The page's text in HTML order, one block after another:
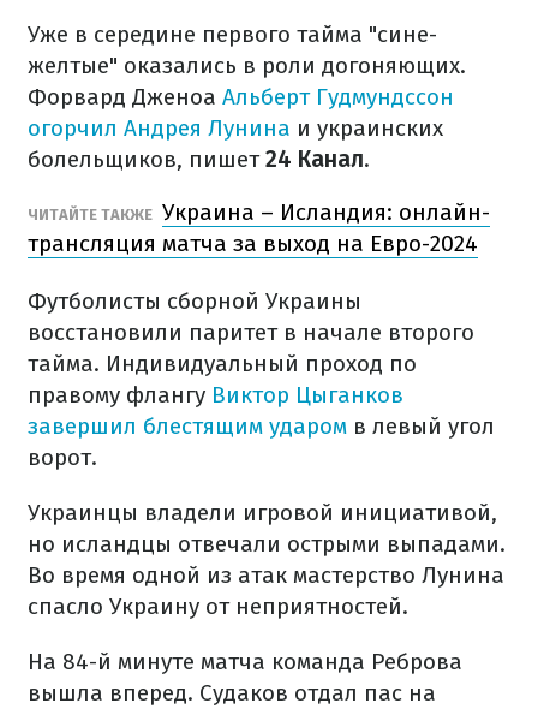
Уже в середине первого тайма "сине-
желтые" оказались в роли догоняющих.
Форвард Дженоа Альберт Гудмундссон
огорчил Андрея Лунина и украинских
болельщиков, пишет24 Канал.
ЧИТАЙТЕ ТАКЖЕ Украина – Исландия: онлайн-
трансляция матча за выход на Евро-2024
Футболисты сборной Украины
восстановили паритет в начале второго
тайма. Индивидуальный проход по
правому флангу Виктор Цыганков
завершил блестящим ударом в левый угол
ворот.
Украинцы владели игровой инициативой,
но исландцы отвечали острыми выпадами.
Во время одной из атак мастерство Лунина
спасло Украину от неприятностей.
На 84-й минуте матча команда Реброва
вышла вперед. Судаков отдал пас на